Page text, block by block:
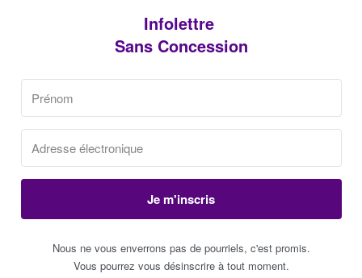
Infolettre
Sans Concession
Je m'inscris
Nous ne vous enverrons pas de pourriels, c'est promis.
Vous pourrez vous désinscrire à tout moment.